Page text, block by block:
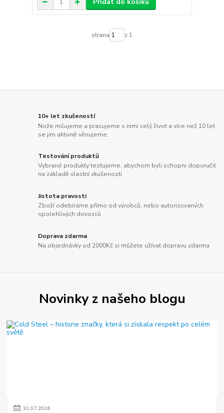
strana z 1
10+ let zkušeností
Nože milujeme a pracujeme s nimi celý život a více než 10 let
se jim aktivně věnujeme.
Testování produktů
Vybrané produkty testujeme, abychom byli schopni doporučit
na základě vlastní zkušenosti
Jistota pravosti
Zboží odebíráme přímo od výrobců, nebo autorizovaných
spolehlivých dovozců
Doprava zdarma
Na objednávky od 2000Kč si můžete užívat dopravu zdarma
Novinky z našeho blogu
31.07.2026